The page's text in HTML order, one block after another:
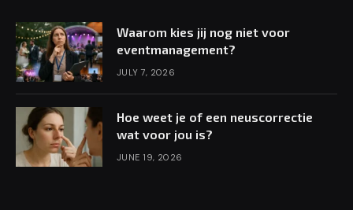
Waarom kies jij nog niet voor
eventmanagement?
JULY 7, 2026
Hoe weet je of een neuscorrectie
wat voor jou is?
JUNE 19, 2026